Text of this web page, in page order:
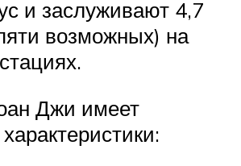
и заслуживают 4,7
возможных) на
Джи имеет